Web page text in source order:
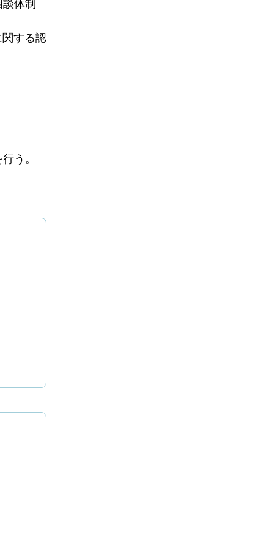
体制
する認
う。